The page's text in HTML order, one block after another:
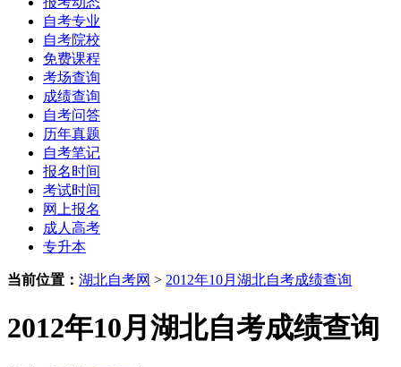
自考专业
自考院校
免费课程
考场查询
成绩查询
自考问答
历年真题
自考笔记
报名时间
考试时间
网上报名
成人高考
专升本
当前位置： 湖北自考网 > 2012年10月湖北自考成绩查询
2012年10月湖北自考成绩查询